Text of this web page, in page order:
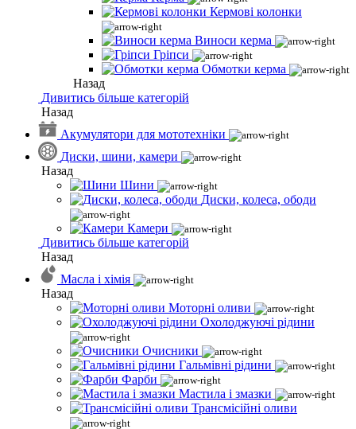
Кермові колонки
Виноси керма
Гріпси
Обмотки керма
Назад
Дивитись більше категорій
Назад
Акумулятори для мототехніки
Диски, шини, камери
Назад
Шини
Диски, колеса, ободи
Камери
Дивитись більше категорій
Назад
Масла і хімія
Назад
Моторні оливи
Охолоджуючі рідини
Очисники
Гальмівні рідини
Фарби
Мастила і змазки
Трансмісійні оливи